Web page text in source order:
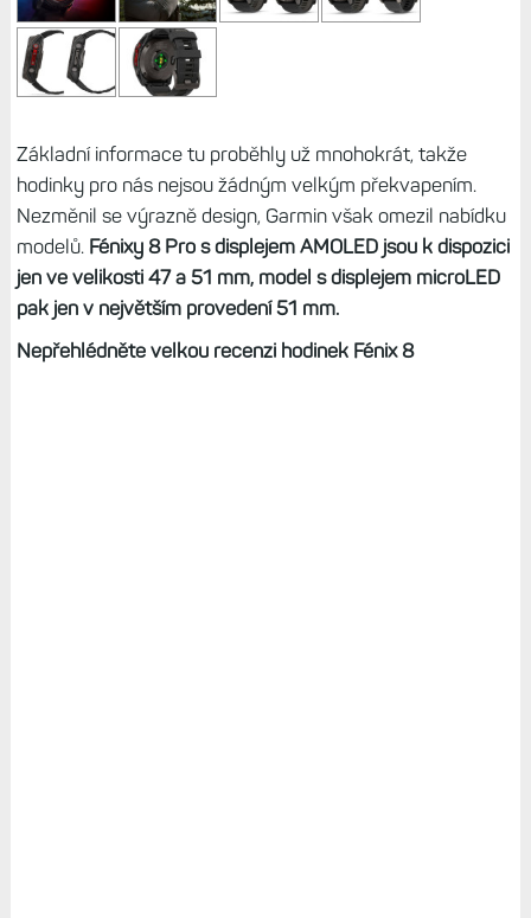
Základní informace tu proběhly už mnohokrát, takže
hodinky pro nás nejsou žádným velkým překvapením.
Nezměnil se výrazně design, Garmin však omezil nabídku
modelů. Fénixy 8 Pro s displejem AMOLED jsou k dispozici
jen ve velikosti 47 a 51 mm, model s displejem microLED
pak jen v největším provedení 51 mm.
Nepřehlédněte velkou recenzi hodinek Fénix 8